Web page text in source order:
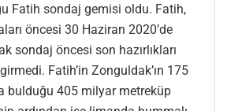
Fatih sondaj gemisi oldu. Fatih,
öncesi 30 Haziran 2020’de
sondaj öncesi son hazırlıkları
Fatih’in Zonguldak’ın 175
bulduğu 405 milyar metreküp